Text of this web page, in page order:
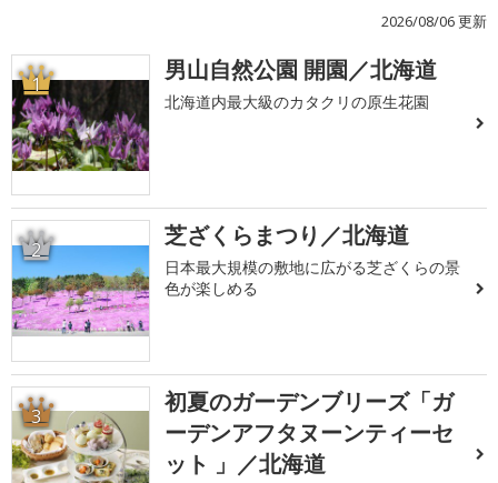
2026/08/06 更新
1 男山自然公園 開園／北海道
北海道内最大級のカタクリの原生花園
2 芝ざくらまつり／北海道
日本最大規模の敷地に広がる芝ざくらの景
色が楽しめる
3
初夏のガーデンブリーズ「ガ
ーデンアフタヌーンティーセ
ット 」／北海道